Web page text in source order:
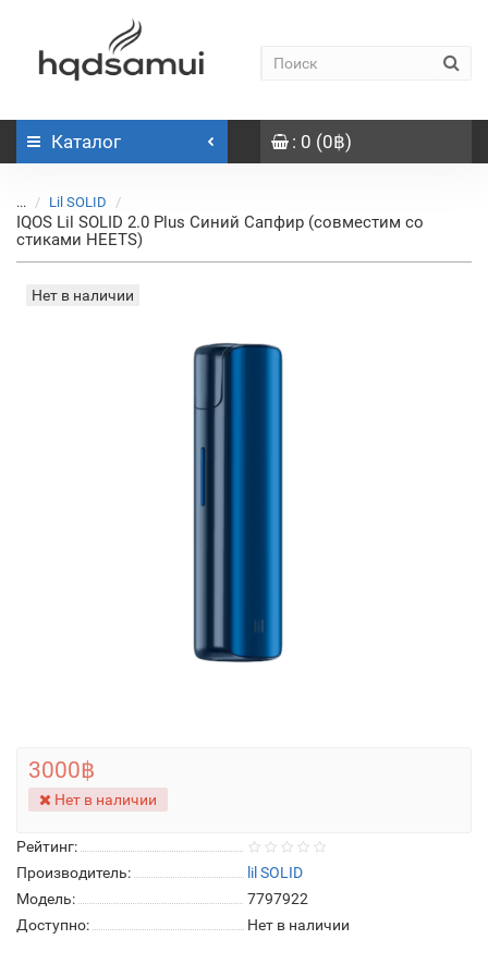
Каталог : 0 (0฿)
... Lil SOLID
IQOS Lil SOLID 2.0 Plus Синий Сапфир (совместим со
стиками HEETS)
Нет в наличии
Рейтинг:
Производитель:
lil SOLID
Модель:
7797922
Доступно:
Нет в наличии
3000฿
Нет в наличии